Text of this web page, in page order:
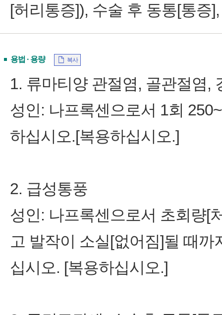
[허리통증]), 수술 후 동통[통증
용법 · 용량 복사
1. 류마티양 관절염, 골관절염,
성인: 나프록센으로서 1회
하십시오.[복용하십시오.]
2. 급성통풍
성인: 나프록센으로서 초회량[
고 발작이 소실[없어짐]될 때
십시오. [복용하십시오.]